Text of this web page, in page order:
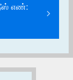
எண்: